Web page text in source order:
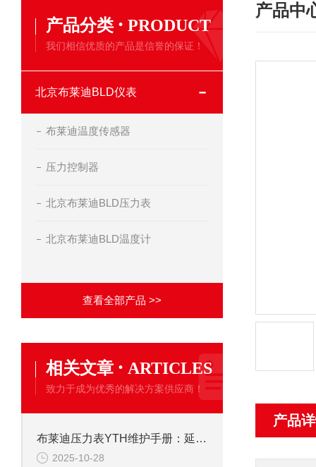
产品中
产品
产品分类 · PRODUCT
我们相信优质的产品是信誉的保证！
北京布莱迪BLD仪表
布莱迪温度传感器
压力控制器
北京布莱迪BLD压力表
北京布莱迪BLD温度计
查看全部产品 >>
相关文章 · ARTICLES
致力于成为优秀的解决方案供应商！
布莱迪压力表YTH维护手册：延长使用寿命的校准与保养技巧
2025-10-28